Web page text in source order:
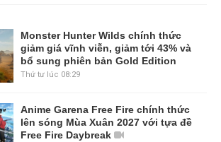
Monster Hunter Wilds chính thức
giảm giá vĩnh viễn, giảm tới 43% và
bổ sung phiên bản Gold Edition
Thứ tư lúc 08:29
Anime Garena Free Fire chính thức
lên sóng Mùa Xuân 2027 với tựa đề
Free Fire Daybreak